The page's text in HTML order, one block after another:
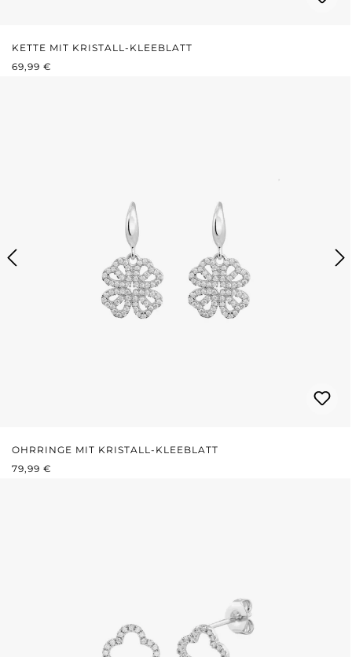
KETTE MIT KRISTALL-KLEEBLATT
REGULÄRER PREIS:
69,99 €
OHRRINGE MIT KRISTALL-KLEEBLATT
REGULÄRER PREIS:
79,99 €